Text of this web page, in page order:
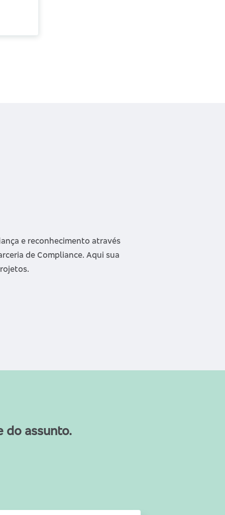
e reconhecimento através
de Compliance. Aqui sua